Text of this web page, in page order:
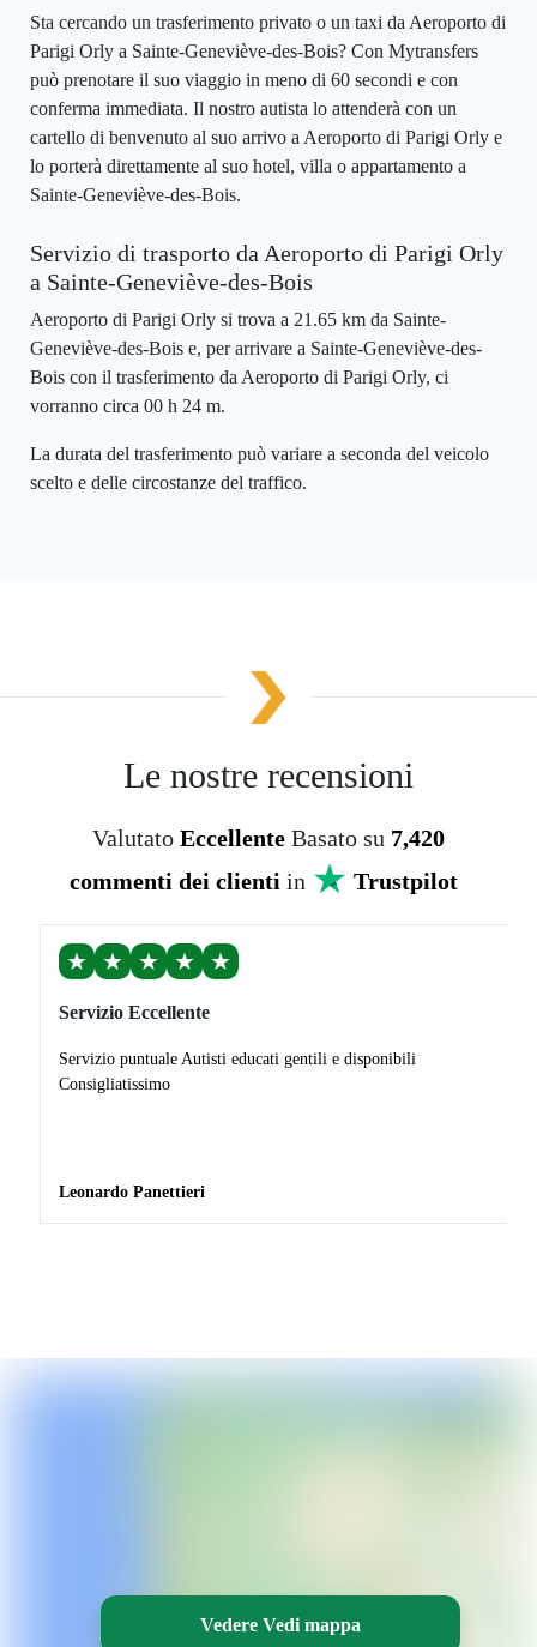
Sta cercando un trasferimento privato o un taxi da Aeroporto di
Parigi Orly a Sainte-Geneviève-des-Bois? Con Mytransfers
può prenotare il suo viaggio in meno di 60 secondi e con
conferma immediata. Il nostro autista lo attenderà con un
cartello di benvenuto al suo arrivo a Aeroporto di Parigi Orly e
lo porterà direttamente al suo hotel, villa o appartamento a
Sainte-Geneviève-des-Bois.
Servizio di trasporto da Aeroporto di Parigi Orly
a Sainte-Geneviève-des-Bois
Aeroporto di Parigi Orly si trova a 21.65 km da Sainte-
Geneviève-des-Bois e, per arrivare a Sainte-Geneviève-des-
Bois con il trasferimento da Aeroporto di Parigi Orly, ci
vorranno circa 00 h 24 m.
La durata del trasferimento può variare a seconda del veicolo
scelto e delle circostanze del traffico.
Le nostre recensioni
Valutato Eccellente Basato su 7,420
commenti dei clienti in Trustpilot
★ ★ ★ ★ ★
Servizio Eccellente
Servizio puntuale Autisti educati gentili e disponibili
Consigliatissimo
Leonardo Panettieri
Vedere Vedi mappa